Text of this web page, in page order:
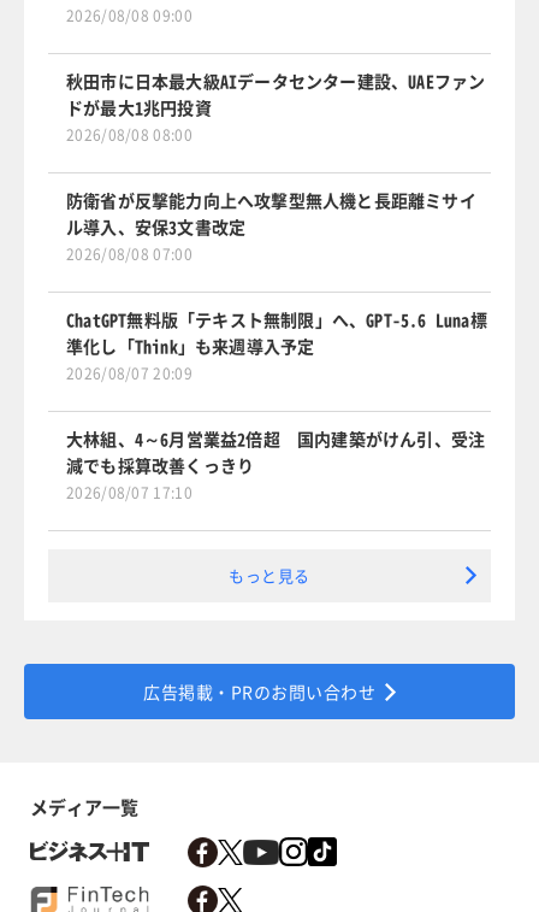
2026/08/08 09:00
秋田市に日本最大級AIデータセンター建設、UAEファン
ドが最大1兆円投資
2026/08/08 08:00
防衛省が反撃能力向上へ攻撃型無人機と長距離ミサイ
ル導入、安保3文書改定
2026/08/08 07:00
ChatGPT無料版「テキスト無制限」へ、GPT-5.6 Luna標
準化し「Think」も来週導入予定
2026/08/07 20:09
大林組、4～6月営業益2倍超 国内建築がけん引、受注
減でも採算改善くっきり
2026/08/07 17:10
もっと見る
広告掲載・PRのお問い合わせ
メディア一覧